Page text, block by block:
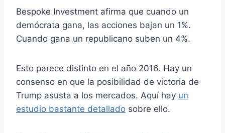
Bespoke Investment afirma que cuando un
demócrata gana, las acciones bajan un 1%.
Cuando gana un republicano suben un 4%.
Esto parece distinto en el año 2016. Hay un
consenso en que la posibilidad de victoria de
Trump asusta a los mercados. Aquí hay un
estudio bastante detallado sobre ello.